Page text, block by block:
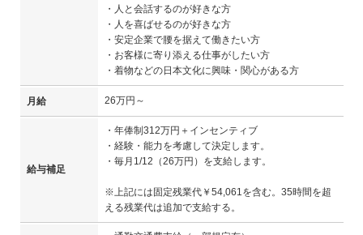
・人と会話するのが好きな方
・人を喜ばせるのが好きな方
・安定企業で腰を据えて働きたい方
・お客様に寄り添える仕事がしたい方
・着物などの日本文化に興味・関心がある方
月給 26万円～
給与補足
・年俸制312万円＋インセンティブ
・経験・能力を考慮して決定します。
・毎月1/12（26万円）を支給します。
※上記には固定残業代￥54,061を含む。35時間を超
える残業代は追加で支給する。